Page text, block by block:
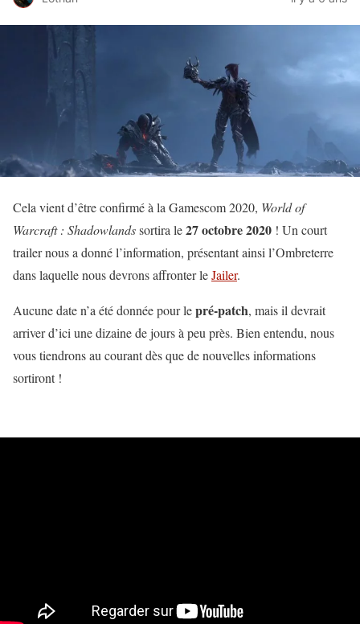
Cela vient d’être confirmé à la Gamescom 2020, World of
Warcraft : Shadowlandssortira le27 octobre 2020 ! Un court
trailer nous a donné l’information, présentant ainsi l’Ombreterre
dans laquelle nous devrons affronter leJailer.
Aucune date n’a été donnée pour lepré-patch, mais il devrait
arriver d’ici une dizaine de jours à peu près. Bien entendu, nous
vous tiendrons au courant dès que de nouvelles informations
sortiront !